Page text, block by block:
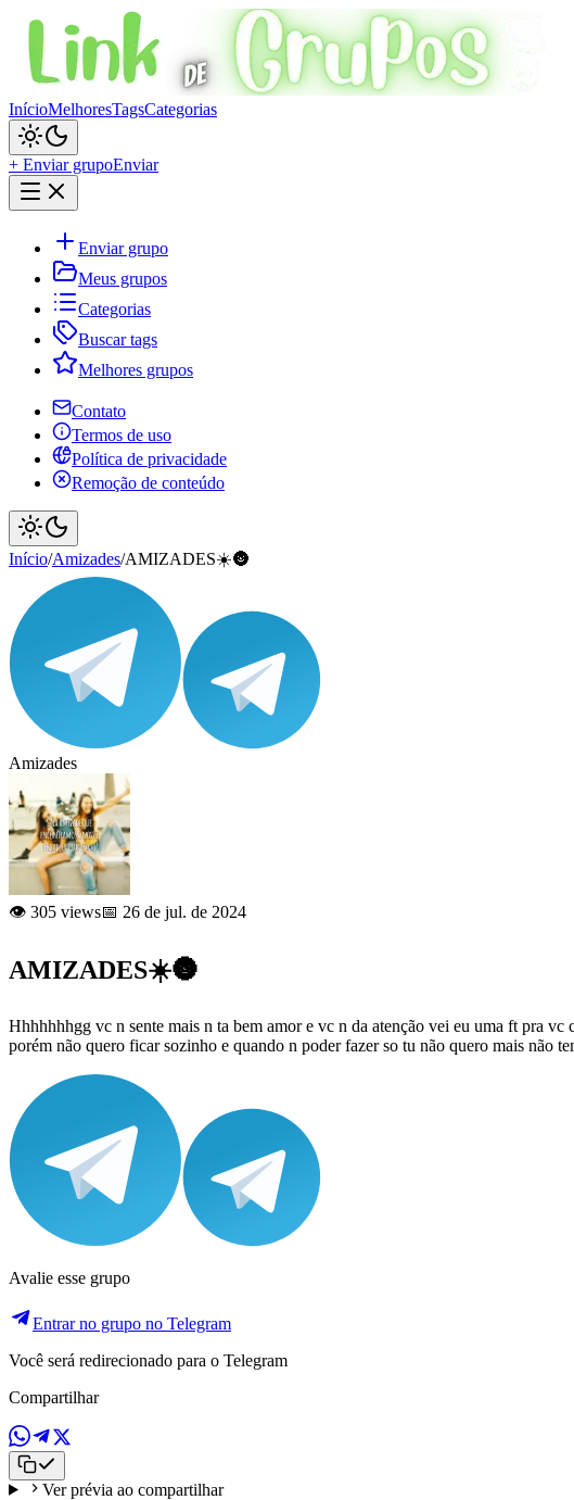
InícioMelhoresTagsCategorias
+ Enviar grupoEnviar
Enviar grupo
Meus grupos
Categorias
Buscar tags
Melhores grupos
Contato
Termos de uso
Política de privacidade
Remoção de conteúdo
Início/Amizades/AMIZADES☀️🌚
Amizades
👁️ 305 views📅 26 de jul. de 2024
AMIZADES☀️🌚
Hhhhhhhgg vc n sente mais n ta bem amor e vc n da atenção vei eu uma ft pra
porém não quero ficar sozinho e quando n poder fazer so tu não quero mais não
Avalie esse grupo
Entrar no grupo no Telegram
Você será redirecionado para o Telegram
Compartilhar
Ver prévia ao compartilhar